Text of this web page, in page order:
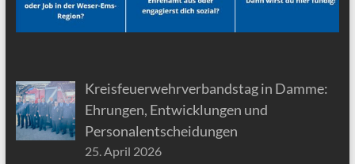
Kreisfeuerwehrverbandstag in Damme:
Ehrungen, Entwicklungen und
Personalentscheidungen
25. April 2026